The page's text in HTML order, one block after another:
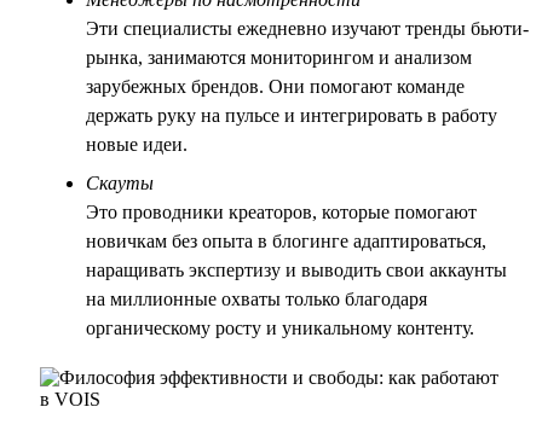
Эти специалисты ежедневно изучают тренды бьюти-
рынка, занимаются мониторингом и анализом
зарубежных брендов. Они помогают команде
держать руку на пульсе и интегрировать в работу
новые идеи.
Скауты
Это проводники креаторов, которые помогают
новичкам без опыта в блогинге адаптироваться,
наращивать экспертизу и выводить свои аккаунты
на миллионные охваты только благодаря
органическому росту и уникальному контенту.